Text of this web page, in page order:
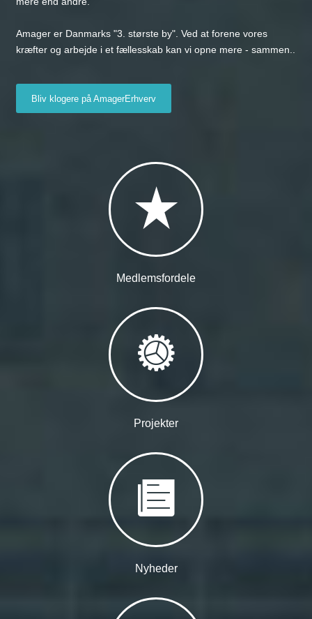
Amager er Danmarks "3. største by". Ved at forene vores
kræfter og arbejde i et fællesskab kan vi opne mere - sammen..
Bliv klogere på AmagerErhverv
Medlemsfordele
Projekter
Nyheder